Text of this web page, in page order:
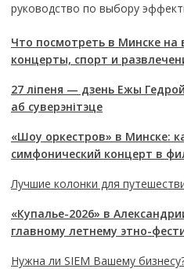
руководство по выбору
Что посмотреть в Минске на
концерты, спорт и
27 ліпеня — дзень Ежы
аб суверэнітэце
«Шоу оркестров» в Минске:
симфонический концерт в
Лучшие колонки для
«Купалье-2026» в
главному летнему этно-
Нужна ли SIEM Вашему